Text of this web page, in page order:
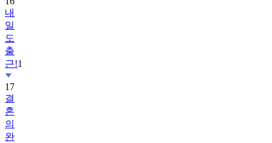
내
일
도
출
근!1
17
결
혼
의
완